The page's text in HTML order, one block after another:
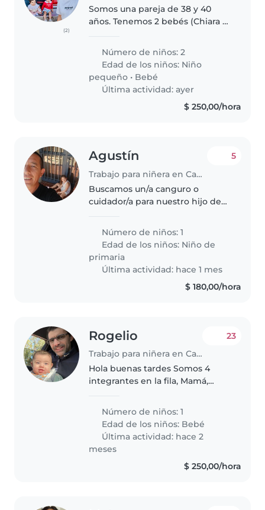
(2)
Somos una pareja de 38 y 40
años. Tenemos 2 bebés (Chiara 2
buscando una niñera con tareas
básicas para trabajar 25hs
semanales, (L a V) de 8:30 a
13:30hs..
Número de niños: 2
Edad de los niños: Niño
pequeño • Bebé
Última actividad: ayer
$ 250,00/hora
Agustín
Trabajo para niñera en Canelones
5
Buscamos un/a canguro o
cuidador/a para nuestro hijo de
encantaría que venga a cuidarlo
a su casa. ¡Espero escuchar de ti
pronto..
Número de niños: 1
Edad de los niños: Niño de
primaria
Última actividad: hace 1 mes
$ 180,00/hora
Rogelio
Trabajo para niñera en Canelones
23
Hola buenas tardes Somos 4
integrantes en la fila, Mamá,
y está todo el día fuera de casa,
Ciro es quien necesita niñera 😁
Papá Rogelio Mamá Gabriela
Número de niños: 1
Edad de los niños: Bebé
Última actividad: hace 2
meses
$ 250,00/hora